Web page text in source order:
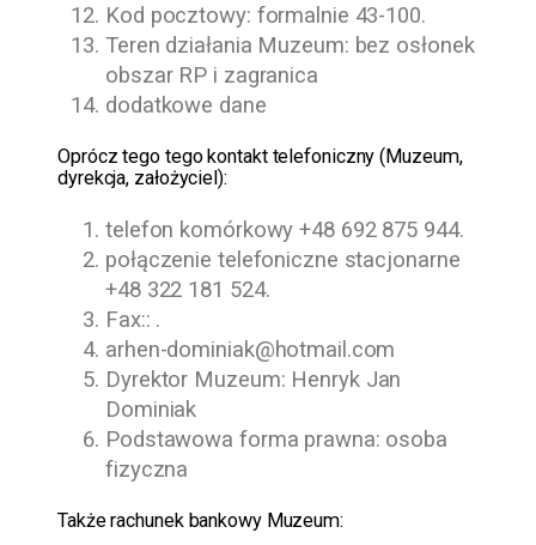
Kod pocztowy: formalnie 43-100.
Teren działania Muzeum: bez osłonek
obszar RP i zagranica
dodatkowe dane
Oprócz tegotego kontakt telefoniczny (Muzeum,
dyrekcja, założyciel):
telefon komórkowy+48 692 875 944.
połączenie telefoniczne stacjonarne
+48 322 181 524.
Fax:: .
arhen-dominiak@hotmail.com
Dyrektor Muzeum: Henryk Jan
Dominiak
Podstawowa forma prawna: osoba
fizyczna
Także rachunek bankowy Muzeum: